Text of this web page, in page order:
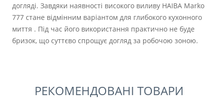
догляді. Завдяки наявності високого виливу HAIBA Marko
777 стане відмінним варіантом для глибокого кухонного
миття . Під час його використання практично не буде
бризок, що суттєво спрощує догляд за робочою зоною.
РЕКОМЕНДОВАНІ ТОВАРИ